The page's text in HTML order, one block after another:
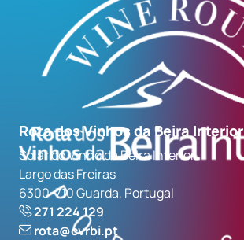
Rota dos Vinhos da Beira Interior
Solar do Vinho da Beira Interior
Largo das Freiras
6300-710 Guarda, Portugal
271 224 129
rota@cvrbi.pt